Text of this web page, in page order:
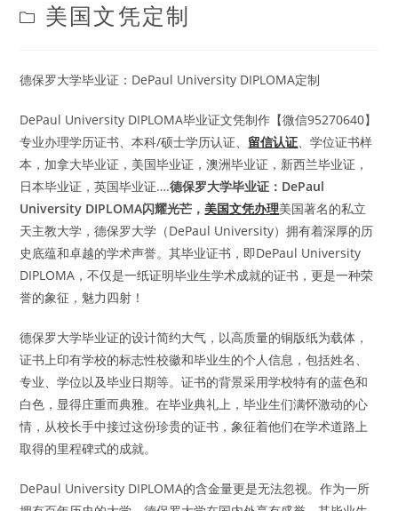
Post
category:
美国文凭定制
德保罗大学毕业证：DePaul University DIPLOMA定制
DePaul University DIPLOMA毕业证文凭制作【微信95270640】
专业办理学历证书、本科/硕士学历认证、 留信认证、学位证书样
本，加拿大毕业证，美国毕业证，澳洲毕业证，新西兰毕业证，
日本毕业证，英国毕业证….德保罗大学毕业证：DePaul
University DIPLOMA闪耀光芒，美国文凭办理美国著名的私立
天主教大学，德保罗大学（DePaul University）拥有着深厚的历
史底蕴和卓越的学术声誉。其毕业证书，即DePaul University
DIPLOMA，不仅是一纸证明毕业生学术成就的证书，更是一种荣
誉的象征，魅力四射！
德保罗大学毕业证的设计简约大气，以高质量的铜版纸为载体，
证书上印有学校的标志性校徽和毕业生的个人信息，包括姓名、
专业、学位以及毕业日期等。证书的背景采用学校特有的蓝色和
白色，显得庄重而典雅。在毕业典礼上，毕业生们满怀激动的心
情，从校长手中接过这份珍贵的证书，象征着他们在学术道路上
取得的里程碑式的成就。
DePaul University DIPLOMA的含金量更是无法忽视。作为一所